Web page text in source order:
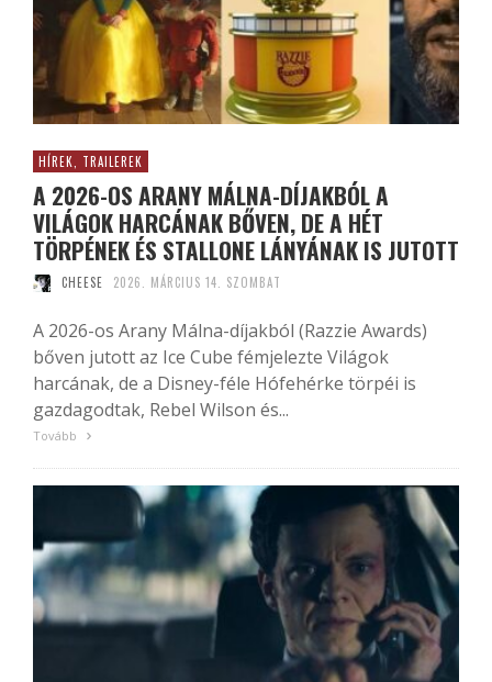
HÍREK, TRAILEREK
A 2026-OS ARANY MÁLNA-DÍJAKBÓL A
VILÁGOK HARCÁNAK BŐVEN, DE A HÉT
TÖRPÉNEK ÉS STALLONE LÁNYÁNAK IS JUTOTT
CHEESE 2026. MÁRCIUS 14. SZOMBAT
A 2026-os Arany Málna-díjakból (Razzie Awards)
bőven jutott az Ice Cube fémjelezte Világok
harcának, de a Disney-féle Hófehérke törpéi is
gazdagodtak, Rebel Wilson és...
Tovább